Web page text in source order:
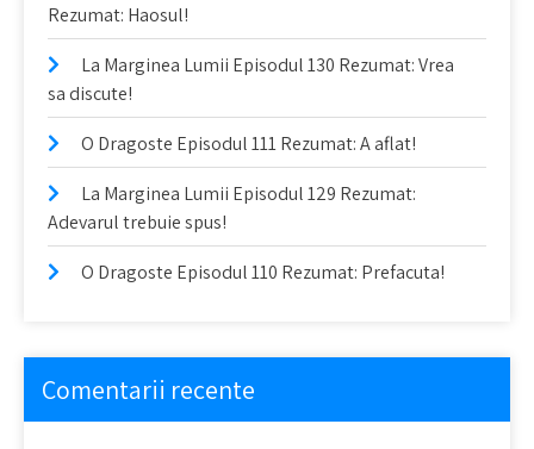
Rezumat: Haosul!
La Marginea Lumii Episodul 130 Rezumat: Vrea
sa discute!
O Dragoste Episodul 111 Rezumat: A aflat!
La Marginea Lumii Episodul 129 Rezumat:
Adevarul trebuie spus!
O Dragoste Episodul 110 Rezumat: Prefacuta!
Comentarii recente